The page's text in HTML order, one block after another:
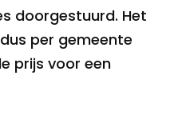
doorgestuurd. Het
per gemeente
prijs voor een